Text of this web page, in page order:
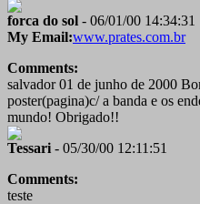
forca do sol - 06/01/00 14:34:31
My Email:www.prates.com.br
Comments:
salvador 01 de junho de 2000
poster(pagina)c/ a banda e os
mundo! Obrigado!!
Tessari - 05/30/00 12:11:51
Comments:
teste